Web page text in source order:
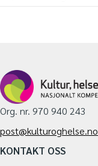
Org. nr. 970 940 243
post@kulturoghelse.no
KONTAKT OSS